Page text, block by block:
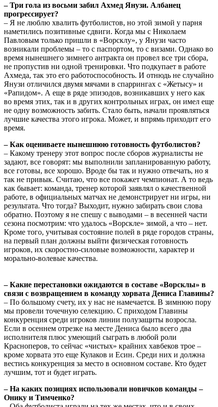
– Три гола из восьми забил Ахмед Янузи. Албанец
прогрессирует?
– Я не люблю хвалить футболистов, но этой зимой у парня
наметились позитивные сдвиги. Когда мы с Николаем
Павловым только пришли в «Ворсклу», у Янузи часто
возникали проблемы – то с паспортом, то с визами. Однако во
время нынешнего зимнего антракта он провел все три сбора,
не пропустив ни одной тренировки. Что подкупает в работе
Ахмеда, так это его работоспособность. И отнюдь не случайно
Янузи отличился двумя мячами в спаррингах с «Жетысу» и
«Рапидом». А еще в ряде эпизодов, возникавших у него как
во время этих, так и в других контрольных играх, он имел еще
не одну возможность забить. Стало быть, начали проявляться
лучшие качества этого игрока. Может, и впрямь приходит его
время.
– Как оцениваете нынешнюю готовность футболистов?
– Какому тренеру этот вопрос после сборов журналисты не
задают, все говорят: мы выполнили запланированную работу,
все готовы, все хорошо. Вроде бы так и нужно отвечать, но я
так не привык. Считаю, что все покажет чемпионат. А то ведь
как бывает: команда, тренер которой заявлял о качественной
работе, в официальных матчах не демонстрирует ни игры, ни
результата. Что тогда? Выходит, нужно забирать свои слова
обратно. Поэтому я не спешу с выводами – в весенней части
сезона посмотрим: что удалось «Ворскле» зимой, а что – нет.
Кроме того, учитывая состояние полей в ряде городов страны,
на первый план должны выйти физическая готовность
игроков, их скоростно-силовые возможности, характер и
морально-волевые качества.
– Какие перестановки ожидаются в составе «Ворсклы» в
связи с возвращением в команду хорвата Дениса Главины?
– По большому счету, их у нас не намечается. В зимнюю пору
мы провели точечную селекцию. С приходом Главины
конкуренция среди игроков линии полузащиты возросла.
Если в осеннем отрезке на месте Дениса было всего два
исполнителя плюс умеющий сыграть в любой роли
Красноперов, то сейчас «чистых» крайних хавбеков трое –
кроме хорвата это еще Кулаков и Есин. Среди них и должна
вестись конкуренция за место в основном составе. Кто будет
лучшим, тот и будет играть.
– На каких позициях использовали новичков команды –
Онику и Тимченко?